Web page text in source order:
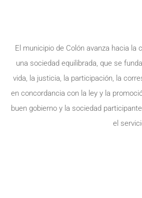
El municipio de Colón avanza hacia
una sociedad equilibrada, que se
vida, la justicia, la participación, la
en concordancia con la ley y la
buen gobierno y la sociedad
el